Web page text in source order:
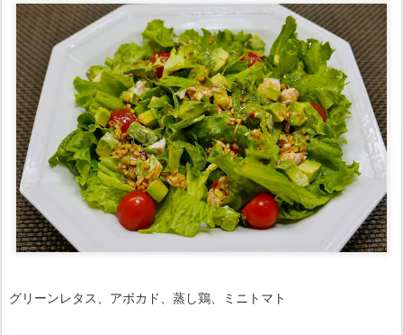
グリーンレタス、アボカド、蒸し鶏、ミニトマト